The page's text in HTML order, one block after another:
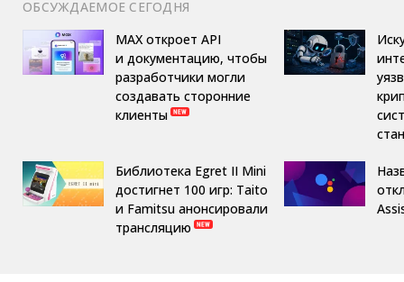
ОБСУЖДАЕМОЕ СЕГОДНЯ
MAX откроет API
и документацию, чтобы
разработчики могли
создавать сторонние
клиенты
Библиотека Egret II Mini
достигнет 100 игр: Taito
и Famitsu анонсировали
трансляцию